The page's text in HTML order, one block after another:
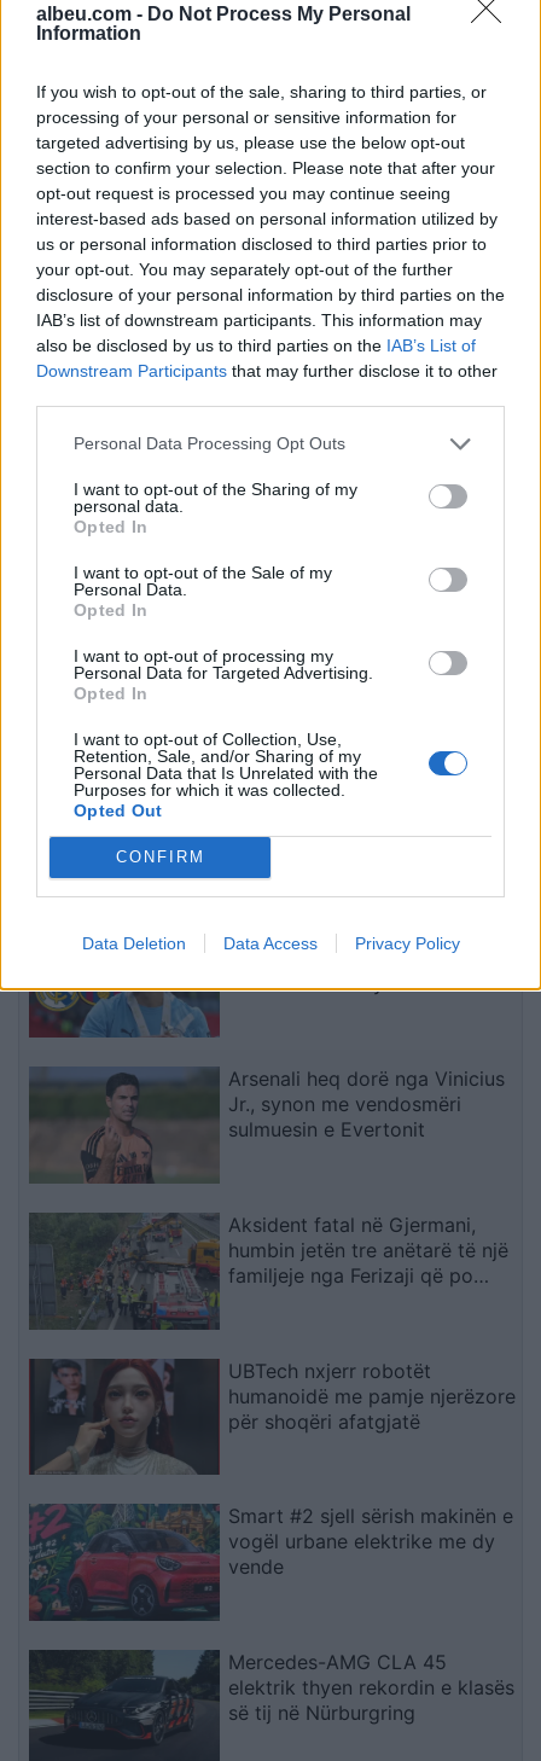
albeu.com - Do Not Process My Personal
Information
If you wish to opt-out of the sale, sharing to third parties, or
processing of your personal or sensitive information for
targeted advertising by us, please use the below opt-out
section to confirm your selection. Please note that after your
opt-out request is processed you may continue seeing
interest-based ads based on personal information utilized by
us or personal information disclosed to third parties prior to
your opt-out. You may separately opt-out of the further
disclosure of your personal information by third parties on the
IAB’s list of downstream participants. This information may
also be disclosed by us to third parties on the IAB’s List of
Downstream Participants that may further disclose it to other
Personal Data Processing Opt Outs
I want to opt-out of the Sharing of my
personal data.
Opted In
I want to opt-out of the Sale of my
Personal Data.
Opted In
I want to opt-out of processing my
Personal Data for Targeted Advertising.
Opted In
I want to opt-out of Collection, Use,
Retention, Sale, and/or Sharing of my
Personal Data that Is Unrelated with the
Purposes for which it was collected.
Opted Out
CONFIRM
Data Deletion Data Access Privacy Policy
mijë lekë drejtuesi
Kosova
“Po ngrihet një ministri
paralele e Shëndetësisë”/
Këlliçi: Projektligji i
shtatorit i hap rrugë
monopolit, SPAK të
ndërhyjë
Video/ Shpërthimi në një
minibus në periferi të
Damaskut lë 2 të vdekur
dhe 13 të plagosur
Infermierja shqiptare në
Itali shpërthen në lot në
protestë: Pacientët
detyrohen të kërkojnë
kurim jashtë vendit
Video/ Dy të vrarë dhe 13
pranë Damaskut
Konflikt për shërbimin në
një hotel në Dhërmi, ish-
zyrtari i Policisë dyshohet
se kërcënoi kamerierin
dhe administratorin
Osman Stafa thirrje
qytetarëve nga protesta:
të fundit
Rodri refuzoi Real Madridin
dhe zgjodhi Barcelonën,
zbardhen tri arsyet e vendimit
Arsenali heq dorë nga Vinicius
Jr., synon me vendosmëri
sulmuesin e Evertonit
Aksident fatal në Gjermani,
humbin jetën tre anëtarë të një
familjeje nga Ferizaji që po
UBTech nxjerr robotët
humanoidë me pamje njerëzore
për shoqëri afatgjatë
Smart #2 sjell sërish makinën e
vogël urbane elektrike me dy
vende
Mercedes-AMG CLA 45
elektrik thyen rekordin e klasës
së tij në Nürburgring